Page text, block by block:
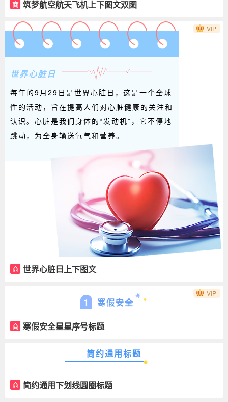
商 筑梦航空航天飞机上下图文双图
世界心脏日
每年的9月29日是世界心脏日，这是一个全球
性的活动，旨在提高人们对心脏健康的关注和
认识。心脏是我们身体的“发动机”，它不停地
跳动，为全身输送氧气和营养。
商 世界心脏日上下图文
VIP
1 寒假安全
商 寒假安全星星序号标题
VIP
简约通用标题
商 简约通用下划线圆圈标题